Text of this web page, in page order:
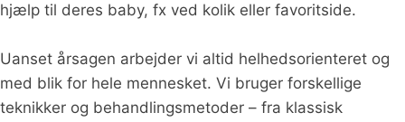
hjælp til deres baby, fx ved kolik eller favoritside.
Uanset årsagen arbejder vi altid helhedsorienteret og
med blik for hele mennesket. Vi bruger forskellige
teknikker og behandlingsmetoder – fra klassisk